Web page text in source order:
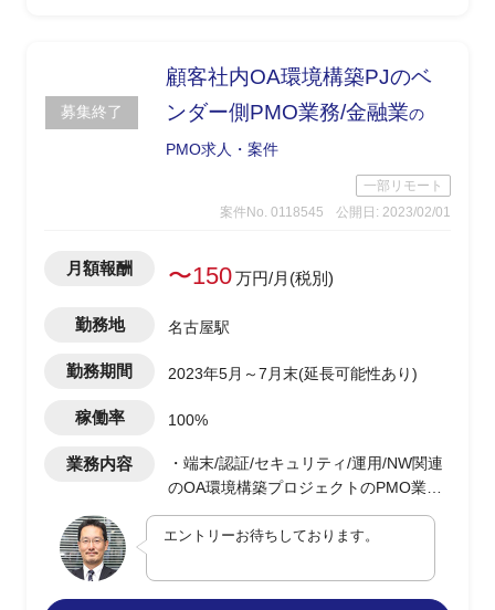
募集終了
顧客社内OA環境構築PJのベ
ンダー側PMO業務/金融業の
PMO求人・案件
一部リモート
案件No. 0118545
公開日: 2023/02/01
月額報酬 〜150万円/月(税別)
勤務地 名古屋駅
勤務期間 2023年5月～7月末(延長可能性あり)
稼働率 100%
業務内容
・端末/認証/セキュリティ/運用/NW関連
のOA環境構築プロジェクトのPMO業務
・進捗管理、課題管理などのPM補佐
・それぞれの移行計画作成、移行管理
・発注管理 等
エントリーお待ちしております。